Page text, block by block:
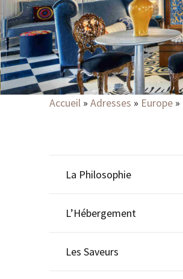
Accueil » Adresses » Europe »
La Philosophie
L’Hébergement
Les Saveurs